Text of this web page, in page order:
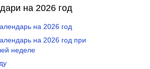
на 2026 год
на 2026 год
на 2026 год при
неделе